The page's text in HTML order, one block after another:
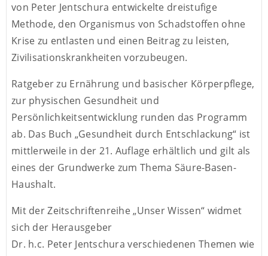
von Peter Jentschura entwickelte dreistufige
Methode, den Organismus von Schadstoffen ohne
Krise zu entlasten und einen Beitrag zu leisten,
Zivilisationskrankheiten vorzubeugen.
Ratgeber zu Ernährung und basischer Körperpflege,
zur physischen Gesundheit und
Persönlichkeitsentwicklung runden das Programm
ab. Das Buch „Gesundheit durch Entschlackung“ ist
mittlerweile in der 21. Auflage erhältlich und gilt als
eines der Grundwerke zum Thema Säure-Basen-
Haushalt.
Mit der Zeitschriftenreihe „Unser Wissen“ widmet
sich der Herausgeber
Dr. h.c. Peter Jentschura verschiedenen Themen wie